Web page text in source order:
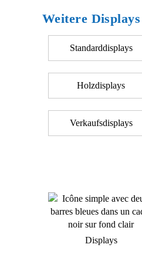
Weitere Displays
Standarddisplays
Holzdisplays
Verkaufsdisplays
Displays